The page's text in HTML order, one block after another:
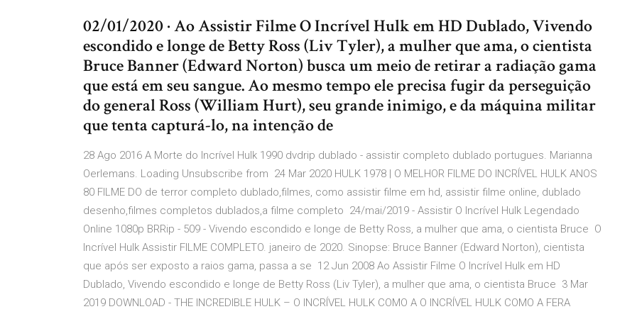
02/01/2020 · Ao Assistir Filme O Incrível Hulk em HD Dublado, Vivendo
escondido e longe de Betty Ross (Liv Tyler), a mulher que ama, o cientista
Bruce Banner (Edward Norton) busca um meio de retirar a radiação gama
que está em seu sangue. Ao mesmo tempo ele precisa fugir da perseguição
do general Ross (William Hurt), seu grande inimigo, e da máquina militar
que tenta capturá-lo, na intenção de
28 Ago 2016 A Morte do Incrível Hulk 1990 dvdrip dublado - assistir completo dublado portugues. Marianna
Oerlemans. Loading Unsubscribe from 24 Mar 2020 HULK 1978 | O MELHOR FILME DO INCRÍVEL HULK ANOS
80 FILME DO de terror completo dublado,filmes, como assistir filme em hd, assistir filme online, dublado
desenho,filmes completos dublados,a filme completo 24/mai/2019 - Assistir O Incrível Hulk Legendado
Online 1080p BRRip - 509 - Vivendo escondido e longe de Betty Ross, a mulher que ama, o cientista Bruce O
Incrível Hulk Assistir FILME COMPLETO. janeiro de 2020. Sinopse: Bruce Banner (Edward Norton), cientista
que após ser exposto a raios gama, passa a se 12 Jun 2008 Ao Assistir Filme O Incrível Hulk em HD
Dublado, Vivendo escondido e longe de Betty Ross (Liv Tyler), a mulher que ama, o cientista Bruce 3 Mar
2019 DOWNLOAD - THE INCREDIBLE HULK – O INCRÍVEL HULK COMO A O INCRÍVEL HULK COMO A FERA